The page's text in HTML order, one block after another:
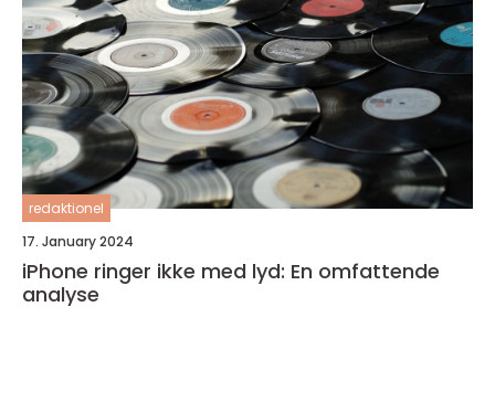
redaktionel
17. January 2024
iPhone ringer ikke med lyd: En omfattende
analyse